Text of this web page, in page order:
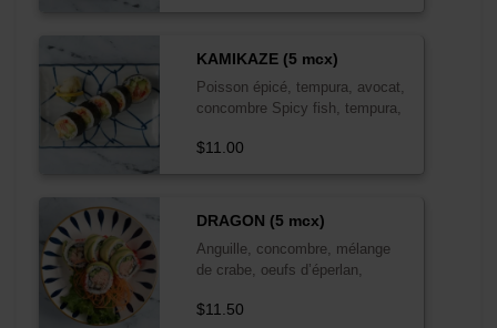
KAMIKAZE (5 mcx)
Poisson épicé, tempura, avocat,
concombre Spicy fish, tempura,
$11.00
DRAGON (5 mcx)
Anguille, concombre, mélange
de crabe, oeufs d’éperlan,
$11.50